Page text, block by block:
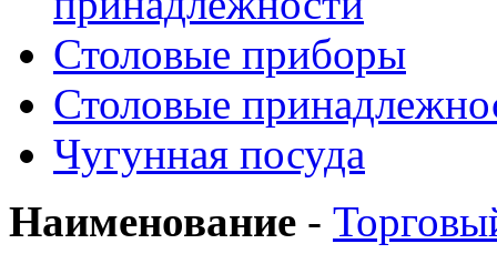
Столовые приборы
Столовые
Чугунная посуда
Наименование -